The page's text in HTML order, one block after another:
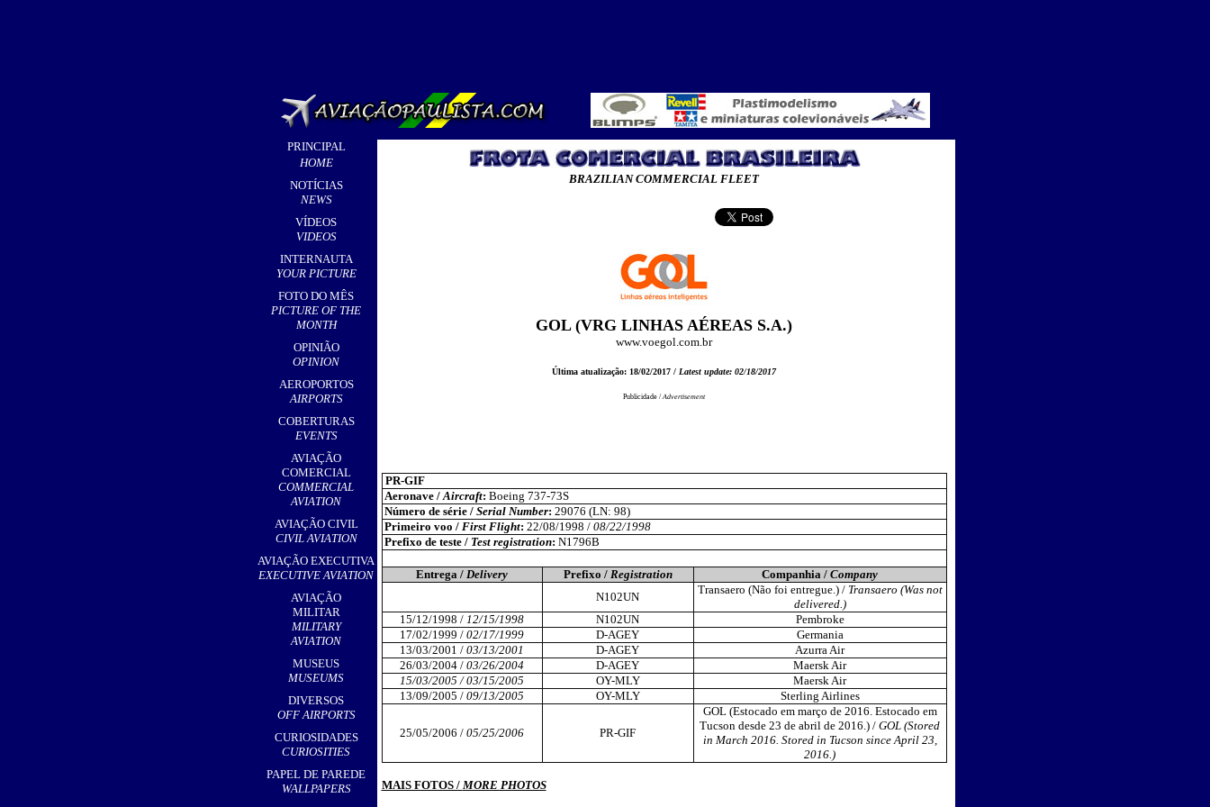
PRINCIPAL
HOME
NOTÍCIAS
NEWS
VÍDEOS
VIDEOS
INTERNAUTA
YOUR PICTURE
FOTO DO MÊS
PICTURE OF THE
MONTH
OPINIÃO
OPINION
AEROPORTOS
AIRPORTS
,
COBERTURAS
EVENTS
AVIAÇÃO
COMERCIAL
COMMERCIAL
AVIATION
AVIAÇÃO CIVIL
CIVIL AVIATION
AVIAÇÃO EXECUTIVA
EXECUTIVE AVIATION
AVIAÇÃO
MILITAR
MILITARY
AVIATION
MUSEUS
MUSEUMS
DIVERSOS
OFF AIRPORTS
CURIOSIDADES
CURIOSITIES
PAPEL DE PAREDE
WALLPAPERS
BRAZILIAN COMMERCIAL FLEET
GOL (VRG LINHAS AÉREAS S.A.)
www.voegol.com.br
Última atualização: 18/02/2017 / Latest update: 02/18/2017
Publicidade /Advertisement
PR-GIF
Aeronave /Aircraft: Boeing 737-73S
Número de série / Serial Number: 29076 (LN: 98)
Primeiro voo / First Flight: 22/08/1998 / 08/22/1998
Prefixo de teste /Test registration: N1796B
Entrega / Delivery Prefixo / Registration Companhia / Company
N102UN
Transaero (Não foi entregue.) / Transaero (Was not
delivered.)
15/12/1998 / 12/15/1998 N102UN
Pembroke
17/02/1999 / 02/17/1999 D-AGEY
Germania
13/03/2001 / 03/13/2001 D-AGEY
Azurra Air
26/03/2004 / 03/26/2004 D-AGEY
Maersk Air
15/03/2005 / 03/15/2005
OY-MLY
Maersk Air
13/09/2005 / 09/13/2005 OY-MLY Sterling Airlines
25/05/2006 / 05/25/2006 PR-GIF
GOL (Estocado em março de 2016. Estocado em
Tucson desde 23 de abril de 2016.) / GOL (Stored
in March 2016. Stored in Tucson since April 23,
2016.)
MAIS FOTOS / MORE PHOTOS